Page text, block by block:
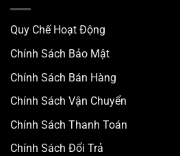
Quy Chế Hoạt Động
Chính Sách Bảo Mật
Chính Sách Bán Hàng
Chính Sách Vận Chuyển
Chính Sách Thanh Toán
Chính Sách Đổi Trả